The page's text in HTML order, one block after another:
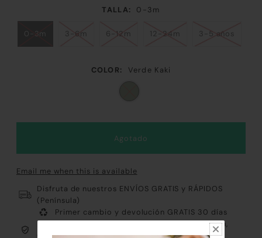
TALLA: 0-3m
0-3m 3-6m 6-12m 12-24m 3-5 años
COLOR: Verde Kaki
Email me when this is available
Disfruta de nuestros ENVÍOS GRATIS y RÁPIDOS
(Península)
Primer cambio y devolución GRATIS 30 días
Pago 100% Fácil y Seguro: Tarjeta, Paypal, Bizum,
Contrareembolso y Klarna